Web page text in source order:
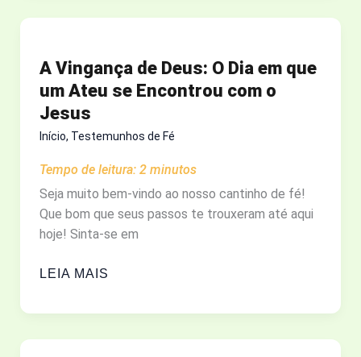
VENCER
A
ANSIEDADE
E
COMPARAÇÃO
A Vingança de Deus: O Dia em que
um Ateu se Encontrou com o
Jesus
Início, Testemunhos de Fé
Tempo de leitura: 2 minutos
Seja muito bem-vindo ao nosso cantinho de fé!
Que bom que seus passos te trouxeram até aqui
hoje! Sinta-se em
A
DE
LEIA MAIS